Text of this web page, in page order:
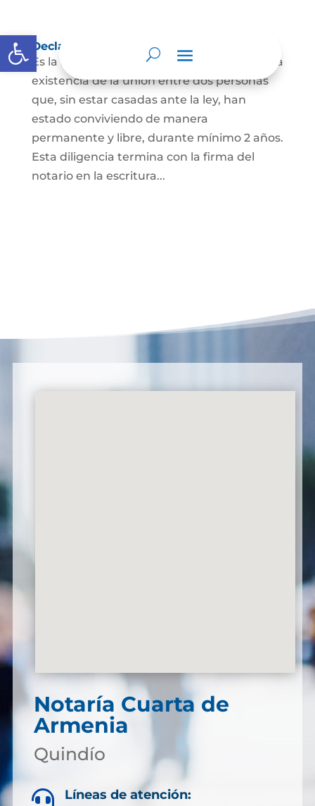
Abrir barra de herramientas
Declaración de Unión Marital de Hecho
Es la manifestación ante juez o notario de la
existencia de la unión entre dos personas
que, sin estar casadas ante la ley, han
estado conviviendo de manera
permanente y libre, durante mínimo 2 años.
Esta diligencia termina con la firma del
notario en la escritura...
Notaría Cuarta de
Armenia
Quindío
 Líneas de atención: